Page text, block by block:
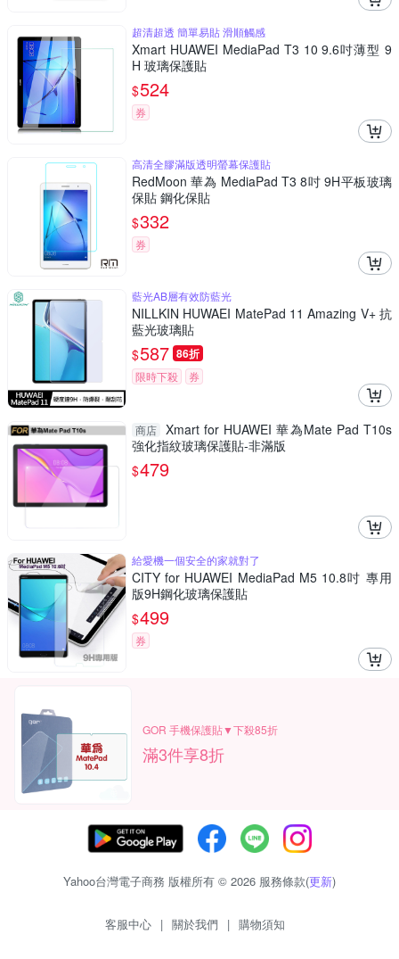
超清超透 簡單易貼 滑順觸感
Xmart HUAWEI MediaPad T3 10 9.6吋薄型 9
H 玻璃保護貼
$524
券
高清全膠滿版透明螢幕保護貼
RedMoon 華為 MediaPad T3 8吋 9H平板玻璃
保貼 鋼化保貼
$332
券
藍光AB層有效防藍光
NILLKIN HUWAEI MatePad 11 Amazing V+ 抗
藍光玻璃貼
$587 86折
限時下殺 券
商店 Xmart for HUAWEI 華為Mate Pad T10s
強化指紋玻璃保護貼-非滿版
$479
給愛機一個安全的家就對了
CITY for HUAWEI MediaPad M5 10.8吋 專用
版9H鋼化玻璃保護貼
$499
券
GOR 手機保護貼▼下殺85折
滿3件享8折
Yahoo台灣電子商務 版權所有 © 2026 服務條款(更新)
客服中心 | 關於我們 | 購物須知